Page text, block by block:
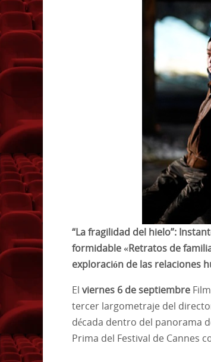
“La fragilidad del hielo”:
formidable «Retratos de
exploración de las relaciones
El viernes 6 de septiembre
tercer largometraje del
década dentro del panorama
Prima del Festival de Cannes